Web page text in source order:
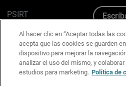
PSIRT
Política de cookies
Política de privacidad
Kit de medios y marca
Al hacer clic en “Aceptar todas las
acepta que las cookies se guarden
dispositivo para mejorar la
analizar el uso del mismo, y
estudios para marketing. Política de